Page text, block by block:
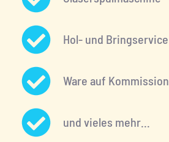
Hol- und Bringservice
Ware auf Kommission
und vieles mehr…